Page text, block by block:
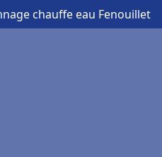
chauffe eau Fenouillet